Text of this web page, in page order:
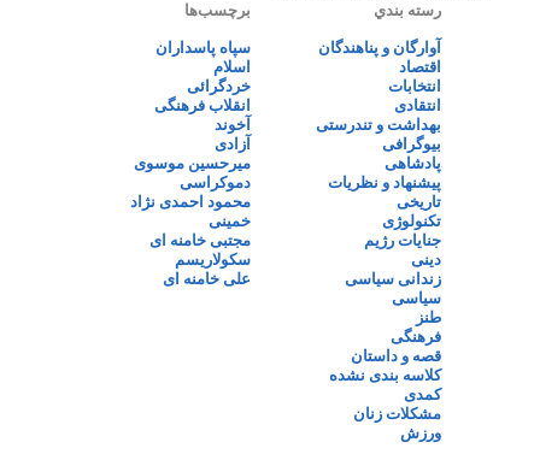
رسته بندي
آوارگان و پناهندگان
اقتصاد
انتخابات
انتقادی
بهداشت و تندرستی
بیوگرافی
پادشاهی
پیشنهاد و نظریات
تاریخی
تکنولوژی
جنایات رژیم
دینی
زندانی سیاسی
سیاسی
طنز
فرهنگی
قصه و داستان
کلاسه بندی نشده
کمدی
مشکلات زنان
ورزش
برچسب‌ها
سپاه پاسداران
اسلام
خردگرائی
انقلاب فرهنگی
آخوند
آزادی
میرحسین موسوی
دموکراسی
محمود احمدی نژاد
خمینی
مجتبی خامنه ای
سکولاریسم
علی خامنه ای